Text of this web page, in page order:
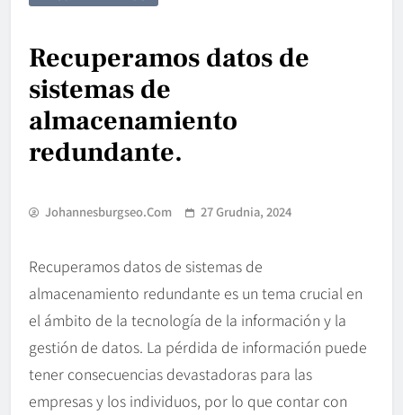
Recuperamos datos de
sistemas de
almacenamiento
redundante.
Johannesburgseo.com 27 Grudnia, 2024
Recuperamos datos de sistemas de
almacenamiento redundante es un tema crucial en
el ámbito de la tecnología de la información y la
gestión de datos. La pérdida de información puede
tener consecuencias devastadoras para las
empresas y los individuos, por lo que contar con